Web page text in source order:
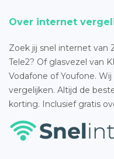
Over internet
Zoek jij snel internet van
Tele2? Of glasvezel van
Vodafone of Youfone.
vergelijken. Altijd de
korting. Inclusief gratis